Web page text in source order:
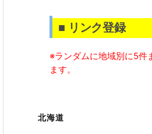
■ リンク登録
※ランダムに地域別に5件
ます。
北海道